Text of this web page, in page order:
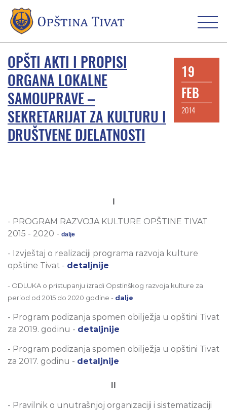
OPŠTI AKTI I PROPISI
ORGANA LOKALNE
SAMOUPRAVE –
SEKRETARIJAT ZA KULTURU I
DRUŠTVENE DJELATNOSTI
19
FEB
2014
- PROGRAM RAZVOJA KULTURE OPŠTINE TIVAT
2015 - 2020 - dalje
- Izvještaj o realizaciji programa razvoja kulture
opštine Tivat - detaljnije
- ODLUKA o pristupanju izradi Opstinškog razvoja kulture za
period od 2015 do 2020 godine - dalje
- Program podizanja spomen obilježja u opštini Tivat
za 2019. godinu - detaljnije
- Program podizanja spomen obilježja u opštini Tivat
za 2017. godinu - detaljnije
- Pravilnik o unutrašnjoj organizaciji i sistematizaciji